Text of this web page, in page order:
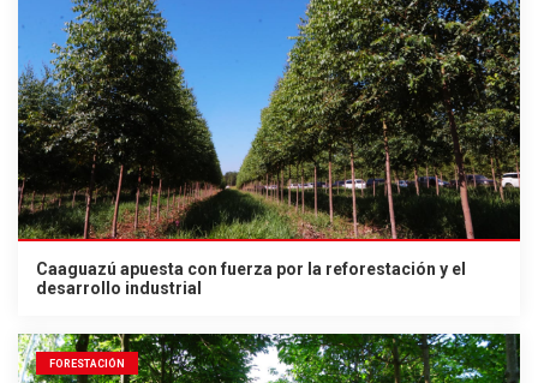
Caaguazú apuesta con fuerza por la reforestación y el
desarrollo industrial
FORESTACIÓN